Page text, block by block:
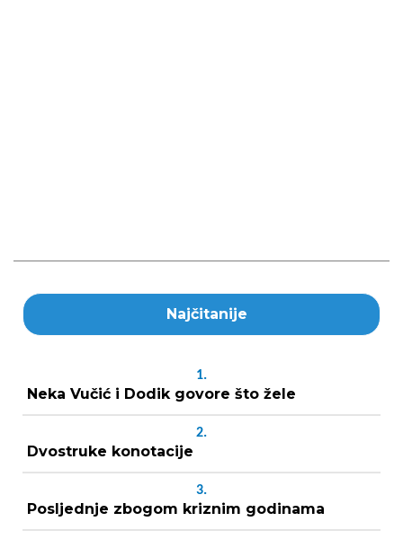
Najčitanije
1.
Neka Vučić i Dodik govore što žele
2.
Dvostruke konotacije
3.
Posljednje zbogom kriznim godinama